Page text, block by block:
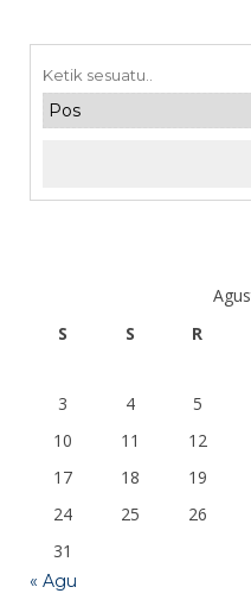
S
S R
3
4 5
10
11 12
17
18 19
24
25 26
31
« Agu